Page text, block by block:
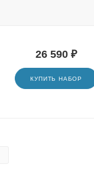
26 590 ₽
КУПИТЬ НАБОР